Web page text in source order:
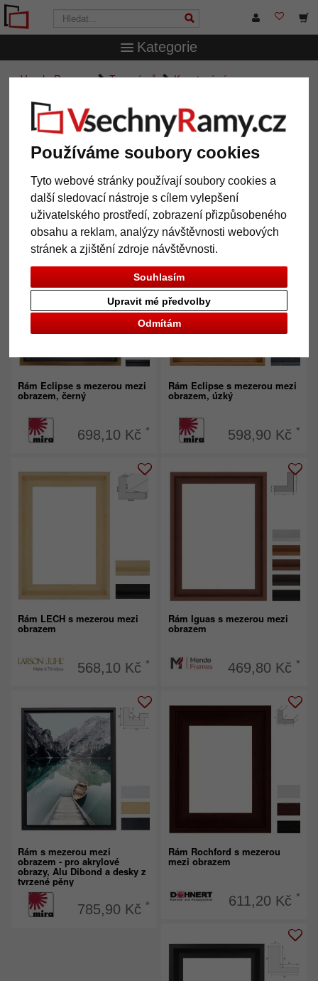
Používáme soubory cookies
Tyto webové stránky používají soubory cookies a
další sledovací nástroje s cílem vylepšení
uživatelského prostředí, zobrazení přizpůsobeného
obsahu a reklam, analýzy návštěvnosti webových
stránek a zjištění zdroje návštěvnosti.
Souhlasím
Odmítám
Upravit mé předvolby
Kategorie
VsechnRamy.cz Typy rámů Kazetové rámy
Galerie
Rám Eclipse s mezerou mezi
obrazem, černý
698,10 Kč *
Rám Eclipse s mezerou mezi
obrazem, úzký
598,90 Kč *
Rám LECH s mezerou mezi
obrazem
568,10 Kč *
Rám Iguas s mezerou mezi
obrazem
469,80 Kč *
Rám s mezerou mezi
obrazem - pro akrylové
obrazy, Alu Dibond a desky z
tvrzené pěny
785,90 Kč *
Rám Rochford s mezerou
mezi obrazem
611,20 Kč *